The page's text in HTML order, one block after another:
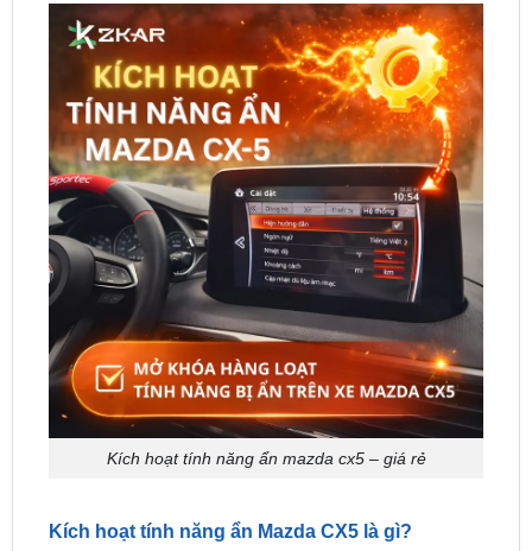
Kích hoạt tính năng ẩn mazda cx5 – giá rẻ
Kích hoạt tính năng ẩn Mazda CX5 là gì?
các tính năng đã được Mazda cài đặt sẵn trong hệ